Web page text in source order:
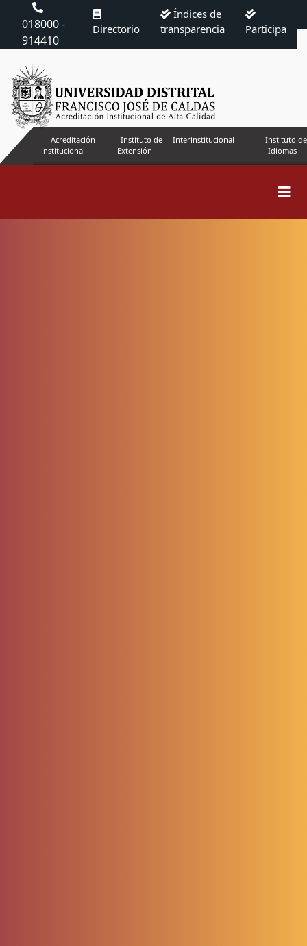
018000 -
914410
Directorio
Índices de
transparencia
Participa
Acreditación
institucional
Instituto de
Extensión
Interinstitucional
Instituto de
Idiomas